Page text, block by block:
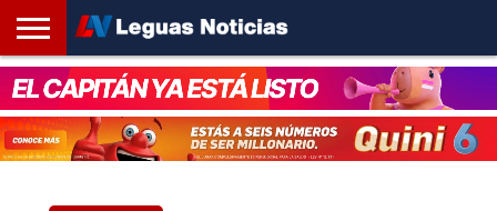
INICIO
SANTA
FE
ROSARIO24
REGIONES
ARGENTINA
OPINIÓN
CONTACTO